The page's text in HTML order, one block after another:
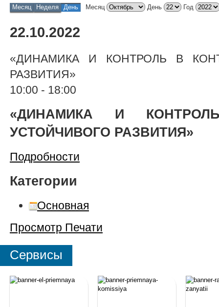
Месяц Неделя День Месяц День Год
22.10.2022
«ДИНАМИКА И КОНТРОЛЬ В
РАЗВИТИЯ»
10:00 - 18:00
«ДИНАМИКА И
УСТОЙЧИВОГО РАЗВИТИЯ»
Подробности
Категории
Основная
Просмотр Печати
Сервисы